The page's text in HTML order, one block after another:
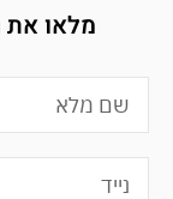
מלאו את